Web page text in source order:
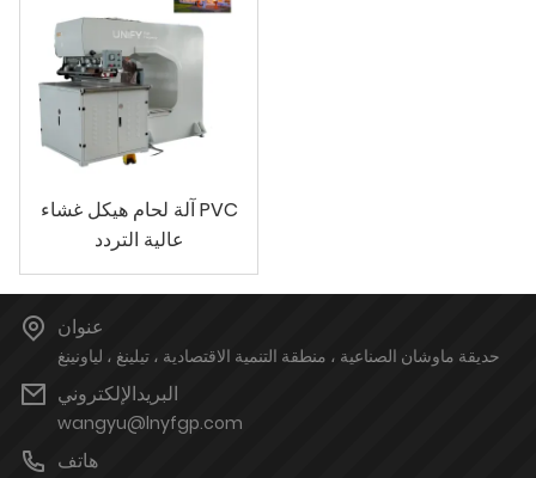
آلة لحام هيكل غشاء PVC
عالية التردد
عنوان
حديقة ماوشان الصناعية ، منطقة التنمية الاقتصادية ، تيلينغ ، لياونينغ
البريدالإلكتروني
wangyu@lnyfgp.com
هاتف